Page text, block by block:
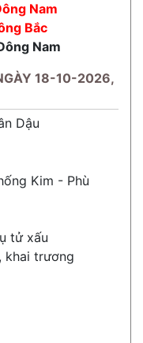
Nam
Bắc
Nam
18-10-2026,
Dậu
Kim - Phù
tử xấu
khai trương